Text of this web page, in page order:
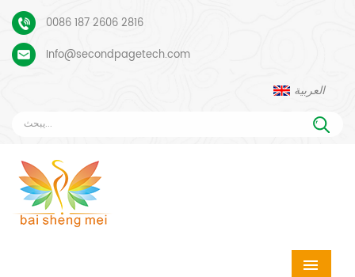
0086 187 2606 2816
Info@secondpagetech.com
العربية